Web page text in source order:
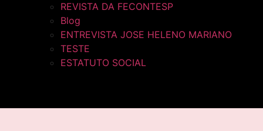
REVISTA DA FECONTESP
Blog
ENTREVISTA JOSE HELENO MARIANO
TESTE
ESTATUTO SOCIAL